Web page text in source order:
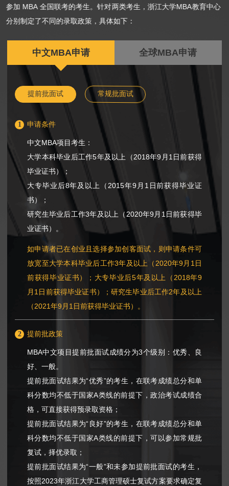
参加 MBA 全国联考的考生。针对两类考生，浙江大学MBA教育中心
分别制定了不同的录取政策，具体如下：
中文MBA申请 全球MBA申请
提前批面试 常规批面试
1 申请条件
中文MBA项目考生：
大学本科毕业后工作5年及以上（2018年9月1日前获得
毕业证书）；
大专毕业后8年及以上（2015年9月1日前获得毕业证
书）；
研究生毕业后工作3年及以上（2020年9月1日前获得毕
业证书）。
如申请者已在创业且选择参加创客面试，则申请条件可
放宽至大学本科毕业后工作3年及以上（2020年9月1日
前获得毕业证书）；大专毕业后5年及以上（2018年9
月1日前获得毕业证书）；研究生毕业后工作2年及以上
（2021年9月1日前获得毕业证书）。
2 提前批政策
MBA中文项目提前批面试成绩分为3个级别：优秀、良
好、一般。
提前批面试结果为“优秀”的考生，在联考成绩总分和单
科分数均不低于国家A类线的前提下，政治考试成绩合
格，可直接获得预录取资格；
提前批面试结果为“良好”的考生，在联考成绩总分和单
科分数均不低于国家A类线的前提下，可以参加常规批
复试，择优录取；
提前批面试结果为“一般”和未参加提前批面试的考生，
按照2023年浙江大学工商管理硕士复试方案要求确定复